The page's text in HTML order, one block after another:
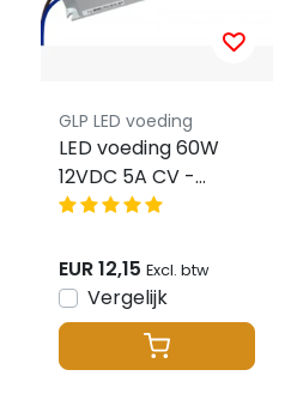
GLP LED voeding
LED voeding 60W
12VDC 5A CV -
Waterdicht IP67 -
EUR 12,15 Excl. btw
Vergelijk